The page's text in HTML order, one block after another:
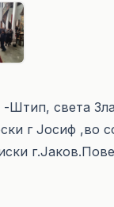
света
г Јосиф ,во